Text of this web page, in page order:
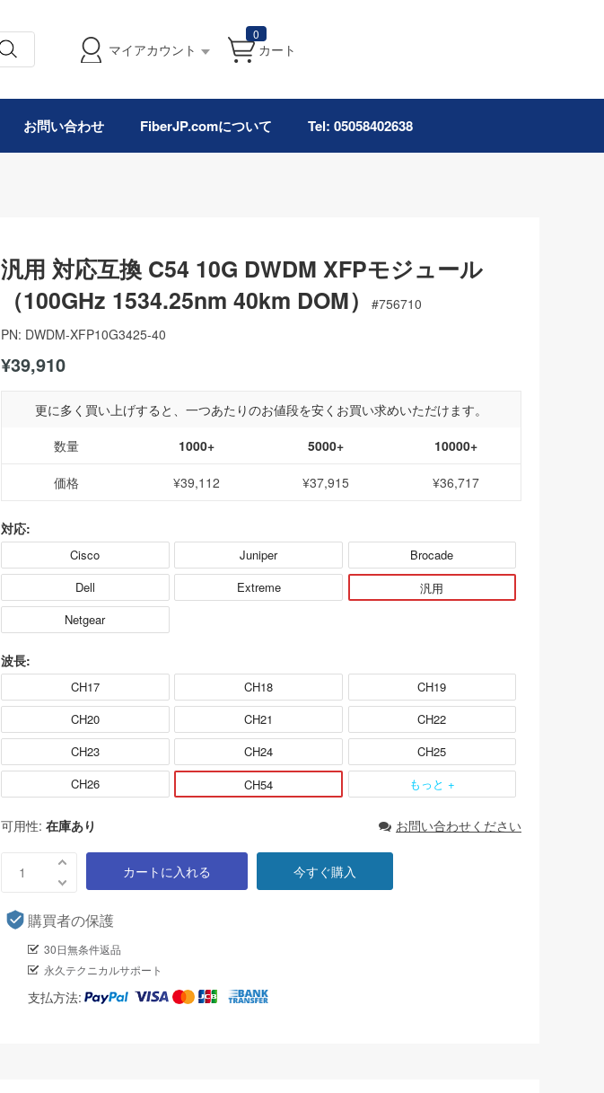
マイアカウント
0
カート
お問い合わせ FiberJP.comについて Tel: 05058402638
汎用 対応互換 C54 10G DWDM XFPモジュール
（100GHz 1534.25nm 40km DOM）
#756710
PN: DWDM-XFP10G3425-40
¥39,910
更に多く買い上げすると、一つあたりのお値段を安くお買い求めいただけます。
数量
1000+ 5000+ 10000+
価格 ¥39,112 ¥37,915 ¥36,717
対応:
Cisco Juniper
Brocade
Dell
Extreme
汎用
Netgear
波長:
CH17 CH18
CH19
CH20
CH21
CH22
CH23
CH24
CH25
CH26
CH54 もっと +
可用性: 在庫あり お問い合わせください
カートに入れる 今すぐ購入
購買者の保護
30日無条件返品
永久テクニカルサポート
支払方法: